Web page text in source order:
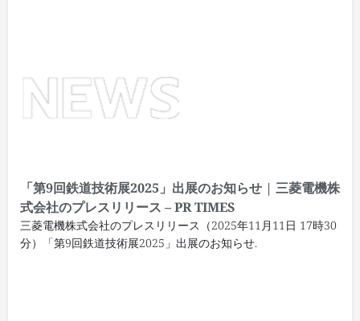
「第9回鉄道技術展2025」出展のお知らせ | 三菱電機株
式会社のプレスリリース – PR TIMES
三菱電機株式会社のプレスリリース（2025年11月11日 17時30
分）「第9回鉄道技術展2025」出展のお知らせ.